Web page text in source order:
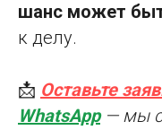
шанс может
к делу.
📩 Оставьте
WhatsApp— мы